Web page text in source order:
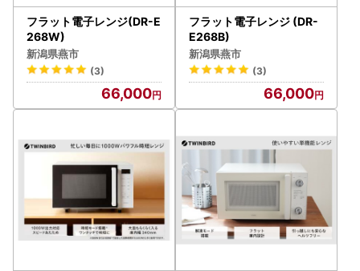
フラット電子レンジ(DR-E
268W)
新潟県燕市
(3)
66,000
フラット電子レンジ (DR-
E268B)
新潟県燕市
(3)
66,000